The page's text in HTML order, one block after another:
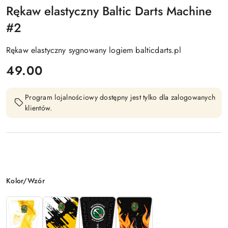
Rękaw elastyczny Baltic Darts Machine
#2
Rękaw elastyczny sygnowany logiem balticdarts.pl
cena:
49.00
Program lojalnościowy dostępny jest tylko dla zalogowanych
klientów.
Wariant
Kolor/Wzór